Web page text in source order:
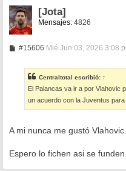
[Jota]
Mensajes:4826
#15606M
a
j
e
Mié Jun 03, 2026 3:08
Centraltotal escribió: ↑
El Palancas va ir a por Vlahovic
un acuerdo con la Juventus para
A mi nunca me gustó Vlahovic.
Espero lo fichen asi se funden.